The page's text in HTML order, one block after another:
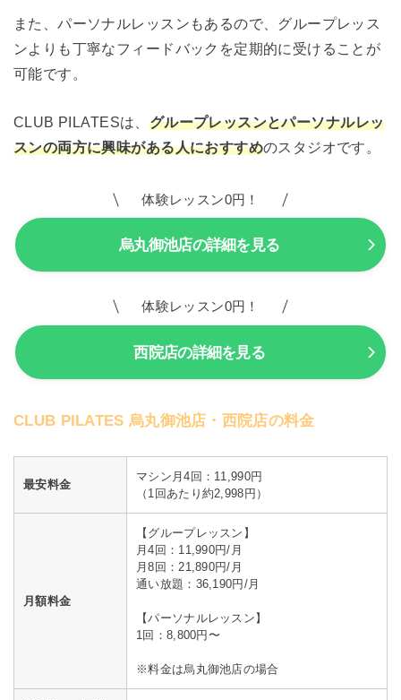
また、パーソナルレッスンもあるので、グループレッス
ンよりも丁寧なフィードバックを定期的に受けることが
可能です。
CLUB PILATESは、 グループレッスンとパーソナルレッ
スンの両方に興味がある人におすすめのスタジオです。
体験レッスン0円！
烏丸御池店の詳細を見る
体験レッスン0円！
西院店の詳細を見る
CLUB PILATES 烏丸御池店・西院店の料金
最安料金
マシン月4回：11,990円
（1回あたり約2,998円）
月額料金
【グループレッスン】
月4回：11,990円/月
月8回：21,890円/月
通い放題：36,190円/月
【パーソナルレッスン】
1回：8,800円〜
※料金は烏丸御池店の場合